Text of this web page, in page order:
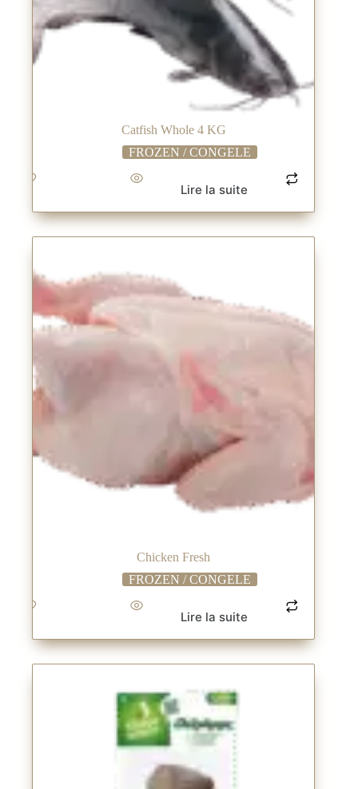
Catfish Whole 4 KG
FROZEN / CONGELE
Lire la suite
Chicken Fresh
FROZEN / CONGELE
Lire la suite